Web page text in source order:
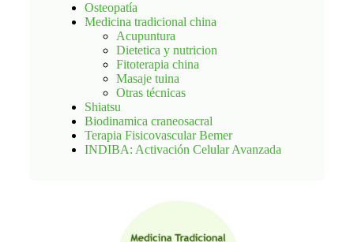
Osteopatía
Medicina tradicional china
Acupuntura
Dietetica y nutricion
Fitoterapia china
Masaje tuina
Otras técnicas
Shiatsu
Biodinamica craneosacral
Terapia Fisicovascular Bemer
INDIBA: Activación Celular Avanzada